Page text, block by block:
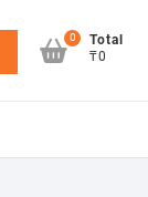
0
Total
₸0